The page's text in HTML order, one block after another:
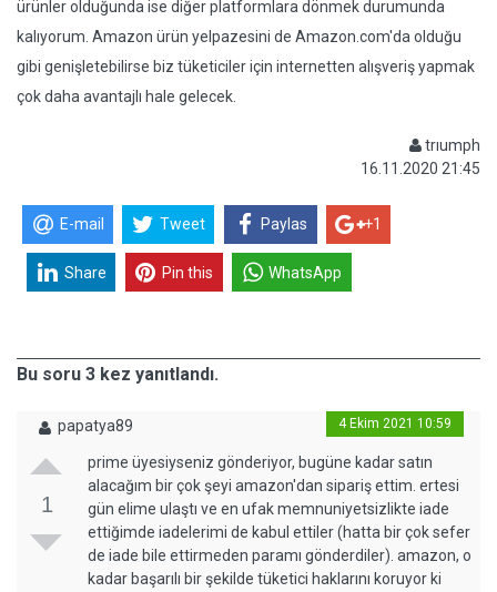
ürünler olduğunda ise diğer platformlara dönmek durumunda
kalıyorum. Amazon ürün yelpazesini de Amazon.com'da olduğu
gibi genişletebilirse biz tüketiciler için internetten alışveriş yapmak
çok daha avantajlı hale gelecek.
trıumph
16.11.2020 21:45
E-mail Tweet Paylas +1
Share Pin this WhatsApp
Bu soru 3 kez yanıtlandı.
papatya89 4 Ekim 2021 10:59
1
prime üyesiyseniz gönderiyor, bugüne kadar satın
alacağım bir çok şeyi amazon'dan sipariş ettim. ertesi
gün elime ulaştı ve en ufak memnuniyetsizlikte iade
ettiğimde iadelerimi de kabul ettiler (hatta bir çok sefer
de iade bile ettirmeden paramı gönderdiler). amazon, o
kadar başarılı bir şekilde tüketici haklarını koruyor ki